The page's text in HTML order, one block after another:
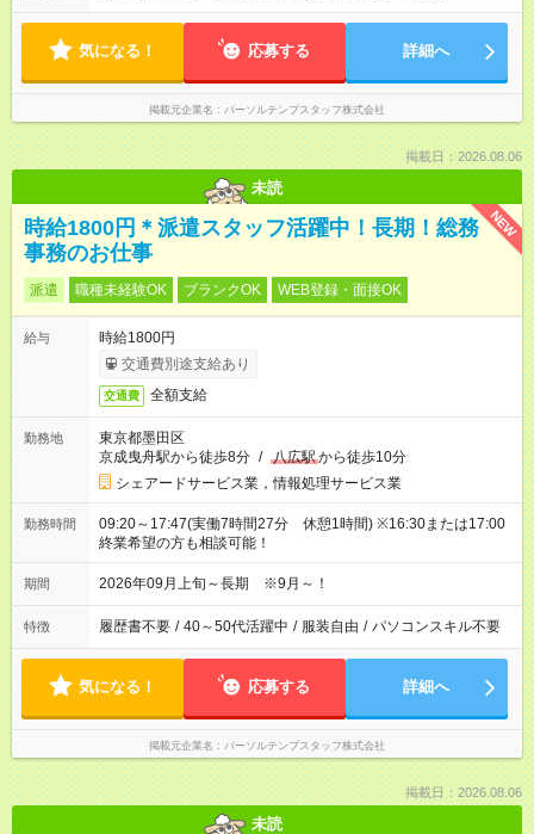
気になる！ 応募する 詳細へ
掲載元企業名 パーソルテンプスタッフ株式会社
掲載日：2026.08.06
未読
NEW
時給1800円＊派遣スタッフ活躍中！長期！総務
事務のお仕事
派遣 職種未経験OK ブランクOK WEB登録・面接OK
給与
時給1800円
交通費別途支給あり
交通費 全額支給
勤務地
東京都墨田区
京成曳舟駅から徒歩8分 / 八広駅から徒歩10分
シェアードサービス業，情報処理サービス業
勤務時間
09:20～17:47(実働7時間27分 休憩1時間) ※16:30または17:00
終業希望の方も相談可能！
期間 2026年09月上旬～長期 ※9月～！
特徴 履歴書不要 / 40～50代活躍中 / 服装自由 / パソコンスキル不要
気になる！ 応募する 詳細へ
掲載元企業名 パーソルテンプスタッフ株式会社
掲載日：2026.08.06
未読